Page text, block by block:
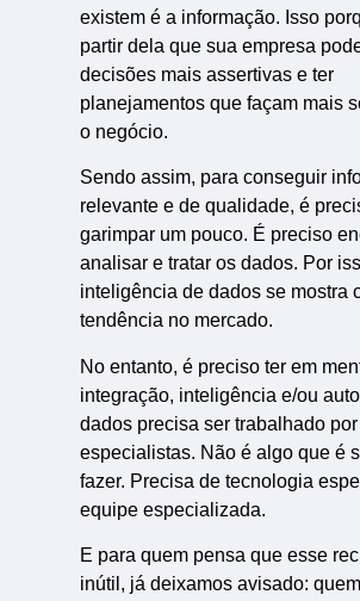
existem é a informação. Isso
partir dela que sua empresa
decisões mais assertivas e ter
planejamentos que façam mais
o negócio.
Sendo assim, para conseguir
relevante e de qualidade, é
garimpar um pouco. É preciso
analisar e tratar os dados. Por
inteligência de dados se mostra
tendência no mercado.
No entanto, é preciso ter em
integração, inteligência e/ou
dados precisa ser trabalhado por
especialistas. Não é algo que é
fazer. Precisa de tecnologia
equipe especializada.
E para quem pensa que esse
inútil, já deixamos avisado: